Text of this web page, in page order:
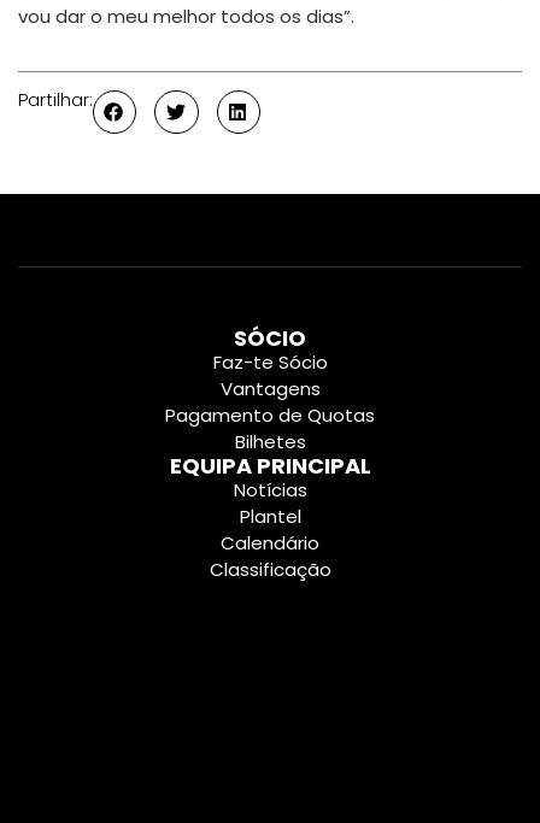
vou dar o meu melhor todos os dias”.
Partilhar:
SÓCIO
Faz-te Sócio
Vantagens
Pagamento de Quotas
Bilhetes
EQUIPA PRINCIPAL
Notícias
Plantel
Calendário
Classificação